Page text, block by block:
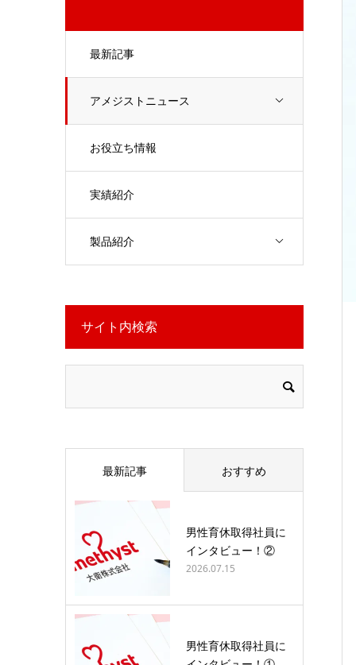
最新記事
アメジストニュース
お役立ち情報
実績紹介
製品紹介
サイト内検索
最新記事 おすすめ
男性育休取得社員に
インタビュー！②
2026.07.15
男性育休取得社員に